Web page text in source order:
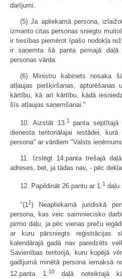
darījumi.
(5) Ja apliekamā persona,
izmanto citas personas sniegto
ir tiesības piemērot īpašo nodokļa
ir saņemta šā panta pirmajā daļā
personas vārda.
(6) Ministru kabinets nosaka
atļaujas piešķiršanas, apturēšanas
kārtību, kā arī kārtību, kādā
šīs atļaujas saņemšanai."
10. Aizstāt 13.1panta septītajā
dienesta teritoriālajai iestādei,
persona" ar vārdiem "Valsts
11. Izslēgt 14.panta trešajā
adreses, bet, ja tādas nav, - pēc
12. Papildināt 26.pantu ar 1.1 daļu
"(1 1) Neapliekamā juridiskā
persona, kas veic saimniecisko
pirmo daļu, ja pēc vienas preču
ar kuru pārsniegts reģistrācijas
kalendārajā gadā nav paredzēts
Savienības teritorijā, kuru kopējā
gadījumā minētā persona iemaksā
12.panta 1.10daļā noteiktajā